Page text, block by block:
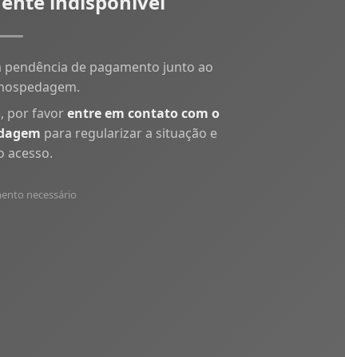
de pagamento junto ao
por favorentre em contato com o
para regularizar a situação e
acesso.
necessário